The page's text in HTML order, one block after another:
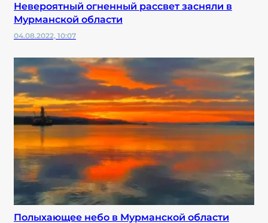
Невероятный огненный рассвет засняли в
Мурманской области
04.08.2022, 10:07
Полыхающее небо в Мурманской области